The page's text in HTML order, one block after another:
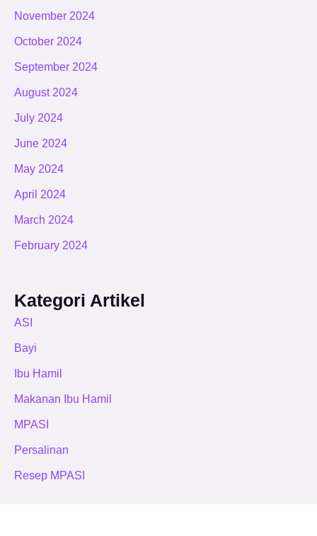
November 2024
October 2024
September 2024
August 2024
July 2024
June 2024
May 2024
April 2024
March 2024
February 2024
Kategori Artikel
ASI
Bayi
Ibu Hamil
Makanan Ibu Hamil
MPASI
Persalinan
Resep MPASI